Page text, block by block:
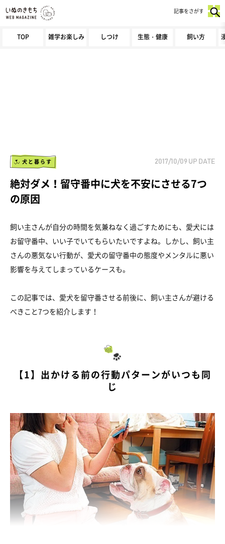
TOP 雑学お楽しみ しつけ 生態・健康 飼い方
記事をさがす
犬と暮らす 2017/10/09 UP DATE
絶対ダメ！留守番中に犬を不安にさせる7つ
の原因
飼い主さんが自分の時間を気兼ねなく過ごすためにも、愛犬には
お留守番中、いい子でいてもらいたいですよね。しかし、飼い主
さんの悪気ない行動が、愛犬の留守番中の態度やメンタルに悪い
影響を与えてしまっているケースも。
この記事では、愛犬を留守番させる前後に、飼い主さんが避ける
べきこと7つを紹介します！
【1】出かける前の行動パターンがいつも同
じ